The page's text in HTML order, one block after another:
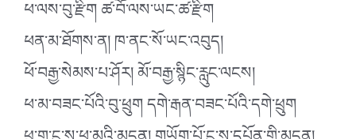
ཕ་ལས་བུ་རྫིག ཚ་བོ་ལས་ཡང་ཚ་རྫིག
ཕན་མ་ཐོགས་ན། ཁ་ནང་སོ་ཡང་འབུད།
ཕོ་བརྒྱ་སེམས་པ་ཤོར། མོ་བརྒྱ་སྙིང་རླུང་ལངས།
ཕ་མ་བཟང་པོའི་བུ་ཕྲུག དགེ་རྒན་བཟང་པོའི་དགེ་ཕྲུག